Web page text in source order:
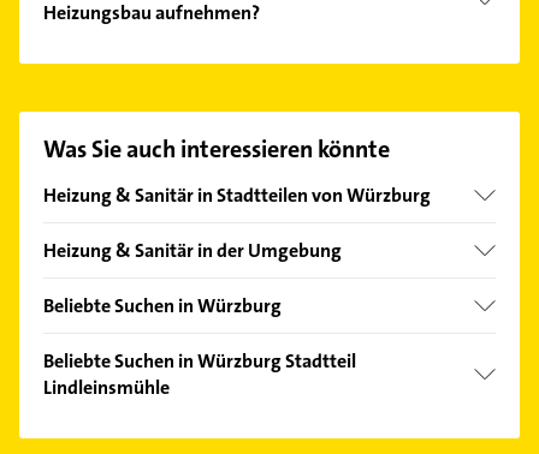
Heizungsbau aufnehmen?
finden Sie alleKontaktdaten.
Was Sie auch interessieren könnte
Heizung & Sanitär in Stadtteilen von Würzburg
Altstadt
Heidingsfeld
Lengfeld
Sanderau
Heizung & Sanitär in der Umgebung
Estenfeld
Rimpar
Veitshöchheim
Beliebte Suchen in Würzburg
Bestatter
Steuerberater
Beliebte Suchen in Würzburg Stadtteil
Lindleinsmühle